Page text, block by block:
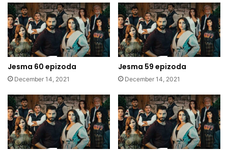
Jesma 60 epizoda
December 14, 2021
Jesma 59 epizoda
December 14, 2021